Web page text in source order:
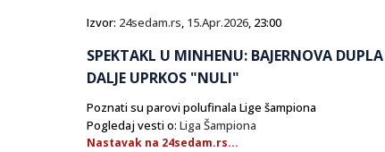
Izvor: 24sedam.rs, 15.Apr.2026, 23:00
SPEKTAKL U MINHENU: BAJERNOVA
DALJE UPRKOS "NULI"
Poznati su parovi polufinala Lige šampiona
Pogledaj vesti o: Liga Šampiona
Nastavak na 24sedam.rs...